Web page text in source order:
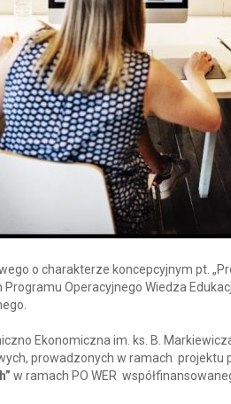
o charakterze koncepcyjnym pt.
Operacyjnego Wiedza
Ekonomiczna im. ks. B.
prowadzonych w ramach projektu
w ramach PO WER